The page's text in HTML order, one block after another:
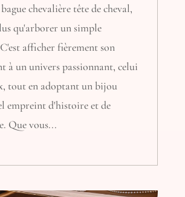
chevalière tête de cheval,
qu'arborer un simple
afficher fièrement son
à un univers passionnant, celui
tout en adoptant un bijou
empreint d'histoire et de
Que vous...